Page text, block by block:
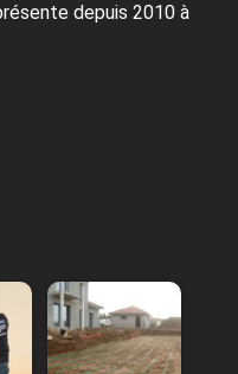
depuis 2010 à